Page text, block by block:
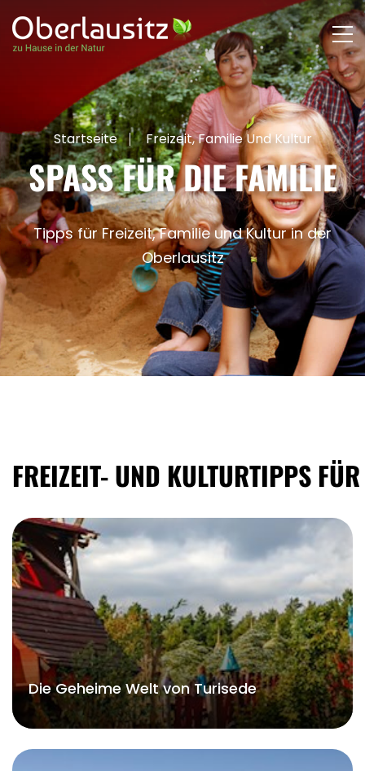
Startseite Freizeit, Familie Und Kultur
SPASS FÜR DIE FAMILIE
Tipps für Freizeit, Familie und Kultur in der
Oberlausitz
FREIZEIT- UND KULTURTIPPS
Die Geheime Welt von Turisede